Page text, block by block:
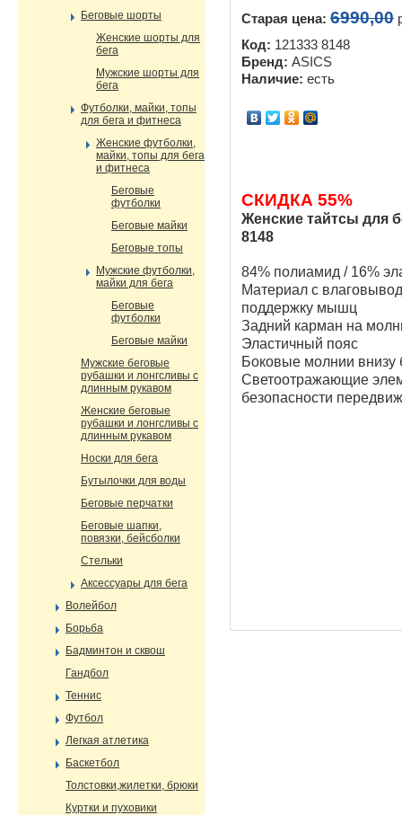
Старая цена: 6990,00
Код: 121333 8148
Бренд: ASICS
Наличие: есть
СКИДКА 55%
Женские тайтсы для
8148
84% полиамид / 16%
Материал с
поддержку мышц
Задний карман на
Эластичный пояс
Боковые молнии внизу
Светоотражающие
безопасности
Беговые шорты
Женские шорты для
бега
Мужские шорты для
бега
Футболки, майки, топы
для бега и фитнеса
Женские футболки,
майки, топы для бега
и фитнеса
Беговые
футболки
Беговые майки
Беговые топы
Мужские футболки,
майки для бега
Беговые
футболки
Беговые майки
Мужские беговые
рубашки и лонгсливы с
длинным рукавом
Женские беговые
рубашки и лонгсливы с
длинным рукавом
Носки для бега
Бутылочки для воды
Беговые перчатки
Беговые шапки,
повязки, бейсболки
Стельки
Аксессуары для бега
Волейбол
Борьба
Бадминтон и сквош
Гандбол
Теннис
Футбол
Легкая атлетика
Баскетбол
Толстовки,жилетки, брюки
Куртки и пуховики